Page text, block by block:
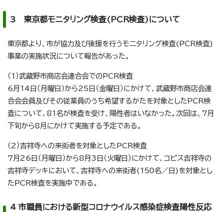
3 東京都モニタリング検査(PCR検査)について
東京都より、市が協力及び後援を行うモニタリング検査(PCR検査)
事業の実施状況について報告があった。
（1）武蔵野市商店会連合会でのPCR検査
6月14日（月曜日）から25日（金曜日）にかけて、武蔵野市商店会連
合会会員及びその従業員のうち希望するかたを対象としたPCR検
査について、81名が検査を受け、陽性者はいなかった。次回は、7月
下旬から8月にかけて実施する予定である。
（2）吉祥寺への来街者を対象としたPCR検査
7月26日（月曜日）から8月3日（火曜日）にかけて、コピス吉祥寺の
吉祥寺デッキにおいて、吉祥寺への来街者(150名／日)を対象とし
たPCR検査を実施中である。
4 市職員における新型コロナウイルス感染症検査陽性反応